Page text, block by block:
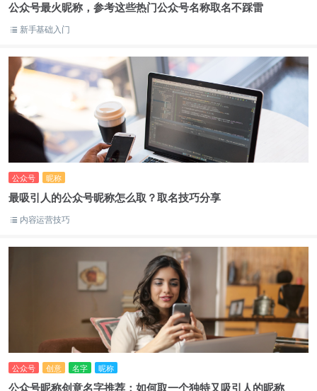
公众号最火昵称，参考这些热门公众号名称取名不踩雷
新手基础入门
公众号 昵称
最吸引人的公众号昵称怎么取？取名技巧分享
内容运营技巧
公众号 创意 名字 昵称
公众号昵称创意名字推荐：如何取一个独特又吸引人的昵称